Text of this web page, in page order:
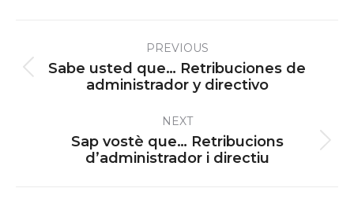
navigationPREVIOUS
Previous
post:
Sabe usted que… Retribuciones de
administrador y directivo
NEXT
Next
post:
Sap vostè que… Retribucions
d’administrador i directiu